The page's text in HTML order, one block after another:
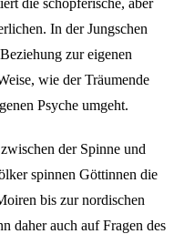
In der Jungschen
zur eigenen
wie der Träumende
Psyche umgeht.
der Spinne und
spinnen Göttinnen die
bis zur nordischen
daher auch auf Fragen des